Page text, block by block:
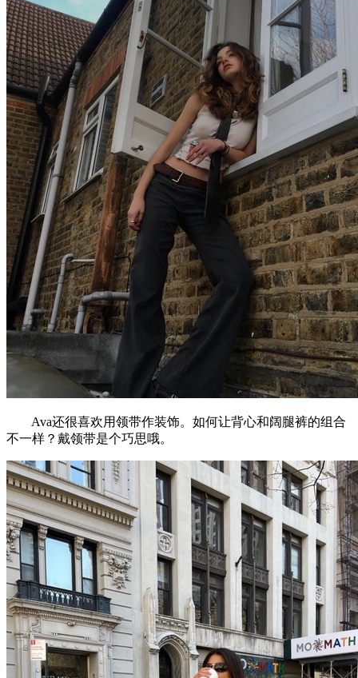
Ava还很喜欢用领带作装饰。如何让背心和阔腿裤的组合
不一样？戴领带是个巧思哦。